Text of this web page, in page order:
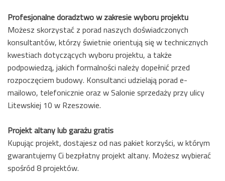
Profesjonalne doradztwo w zakresie wyboru projektu
Możesz skorzystać z porad naszych doświadczonych
konsultantów, którzy świetnie orientują się w technicznych
kwestiach dotyczących wyboru projektu, a także
podpowiedzą, jakich formalności należy dopełnić przed
rozpoczęciem budowy. Konsultanci udzielają porad e-
mailowo, telefonicznie oraz w Salonie sprzedaży przy ulicy
Litewskiej 10 w Rzeszowie.
Projekt altany lub garażu gratis
Kupując projekt, dostajesz od nas pakiet korzyści, w którym
gwarantujemy Ci bezpłatny projekt altany. Możesz wybierać
spośród 8 projektów.